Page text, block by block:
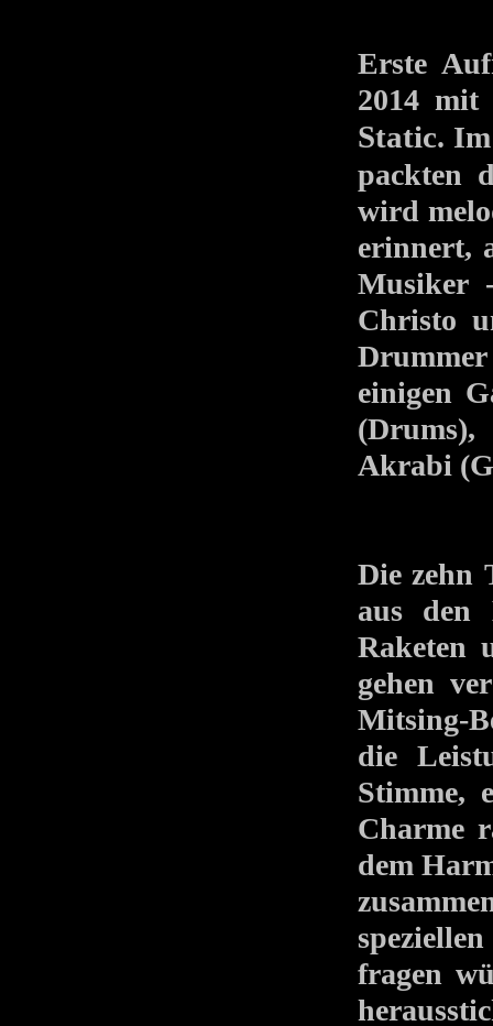
Erste
2014
Static.
packten
wird
erinnert,
Musiker
Christo
einigen
Akrabi
Die zehn
aus den
Raketen
gehen
Mitsing-
die
Stimme,
Charme
dem
fragen